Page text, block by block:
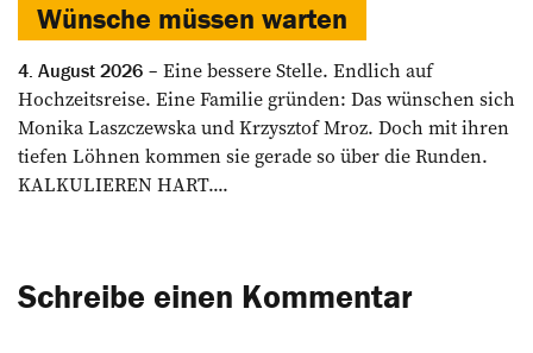
Wünsche müssen warten
4. August 2026
Eine bessere Stelle. Endlich auf
Hochzeitsreise. Eine Familie gründen: Das wünschen sich
Monika Laszczewska und Krzysztof Mroz. Doch mit ihren
tiefen Löhnen kommen sie gerade so über die Runden.
KALKULIEREN HART....
Schreibe einen Kommentar